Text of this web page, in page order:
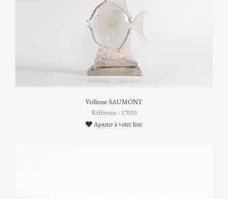
Veilleuse SAUMONT
Référence : 17010
Ajouter à votre liste